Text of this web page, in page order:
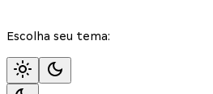
Escolha seu tema: